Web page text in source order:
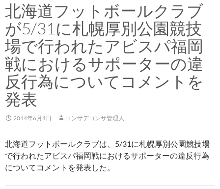
キ
ッ
プ
北海道フットボールクラブ
が5/31に札幌厚別公園競技
場で行われたアビスパ福岡
戦におけるサポーターの違
反行為についてコメントを
発表
2014年6月4日 コンサデコンサ管理人
北海道フットボールクラブは、5/31に札幌厚別公園競技場
で行われたアビスパ福岡戦におけるサポーターの違反行為
についてコメントを発表した。